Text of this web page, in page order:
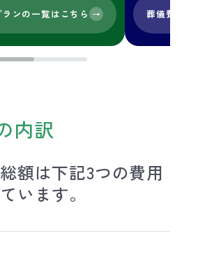
ンの一覧はこちら → 葬儀費用・
内訳
額は下記3つの費用
います。